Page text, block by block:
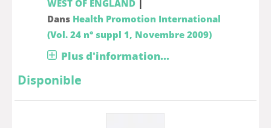
WEST OF ENGLAND
Dans Health Promotion International
(Vol. 24 n° suppl 1, Novembre 2009)
Plus d'information...
Disponible